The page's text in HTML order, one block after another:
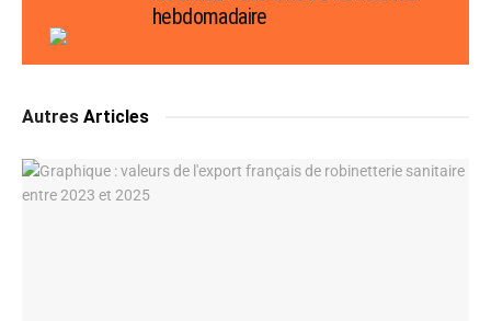
hebdomadaire
Autres Articles